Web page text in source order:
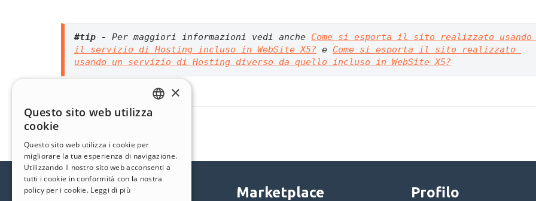
#tip - Per maggiori informazioni vedi anche Come si esporta il sito realizzato usando
il servizio di Hosting incluso in WebSite X5? e Come si esporta il sito realizzato
usando un servizio di Hosting diverso da quello incluso in WebSite X5?
Help Center Marketplace Profilo
ENGLISH
GERMAN
SPANISH
×
Questo sito web utilizza
cookie
Questo sito web utilizza i cookie per
migliorare la tua esperienza di navigazione.
Utilizzando il nostro sito web acconsenti a
tutti i cookie in conformità con la nostra
policy per i cookie. Leggi di più